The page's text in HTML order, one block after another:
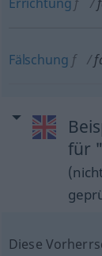
Fälschung f
für
Diese